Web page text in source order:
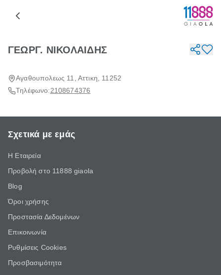
ΓΕΩΡΓ. ΝΙΚΟΛΑΙΔΗΣ
Αγαθουπολεως 11, Αττικη, 11252
Τηλέφωνο:2108674376
Σχετικά με εμάς
Η Εταιρεία
Προβολή στο 11888 giaola
Blog
Όροι χρήσης
Προστασία Δεδομένων
Επικοινωνία
Ρυθμίσεις Cookies
Προσβασιμότητα